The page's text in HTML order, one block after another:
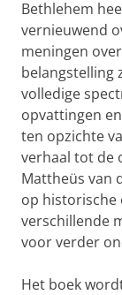
Bethlehem
vernieuwend
meningen
belangstelling
volledige
opvattingen
ten opzichte
verhaal tot de
Mattheüs van
op historische
verschillende
voor verder
Het boek